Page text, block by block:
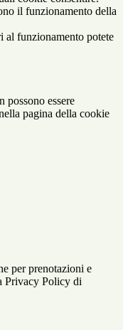
il funzionamento della
al funzionamento potete
possono essere
pagina della cookie
per prenotazioni e
Privacy Policy di